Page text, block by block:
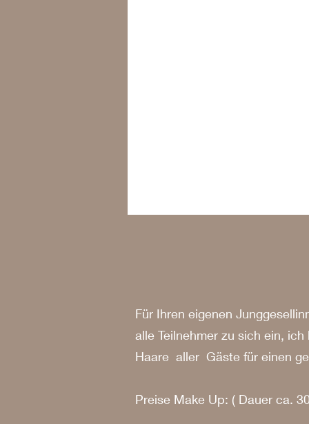
Für Ihren eigenen
alle Teilnehmer zu sich ein,
Haare aller Gäste für einen
Preise Make Up: ( Dauer ca.